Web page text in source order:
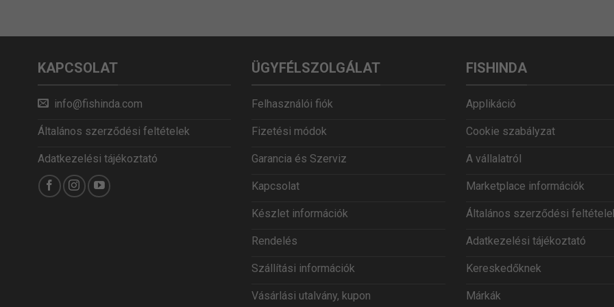
KAPCSOLAT
info@fishinda.com
Általános szerződési feltételek
Adatkezelési tájékoztató
ÜGYFÉLSZOLGÁLAT
Felhasználói fiók
Fizetési módok
Garancia és Szerviz
Kapcsolat
Készlet információk
Rendelés
Szállítási információk
Vásárlási utalvány, kupon
FISHINDA
Applikáció
Cookie szabályzat
A vállalatról
Marketplace információk
Általános szerződési
Adatkezelési tájékoztató
Kereskedőknek
Márkák